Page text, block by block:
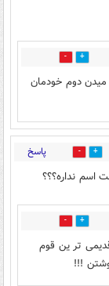
1
میدن دوم خودمان
4 پاسخ
اسم نداره؟؟؟
16
تر ین قوم
!!!